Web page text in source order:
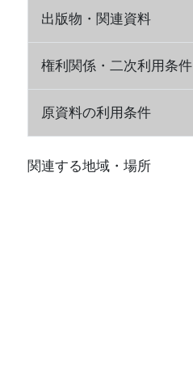
出版物・関連資料
権利関係・二次利用条件
原資料の利用条件
関連する地域・場所